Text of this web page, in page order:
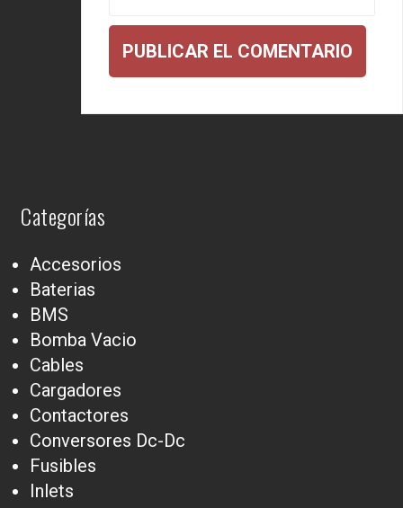
Categorías
Accesorios
Baterias
BMS
Bomba Vacio
Cables
Cargadores
Contactores
Conversores Dc-Dc
Fusibles
Inlets